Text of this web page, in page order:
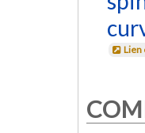
Lien